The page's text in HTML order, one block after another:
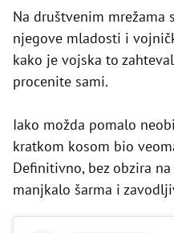
Na društvenim
njegove mladosti i
kako je vojska to
procenite sami.
Iako možda pomalo
kratkom kosom bio
Definitivno, bez obzira
manjkalo šarma i